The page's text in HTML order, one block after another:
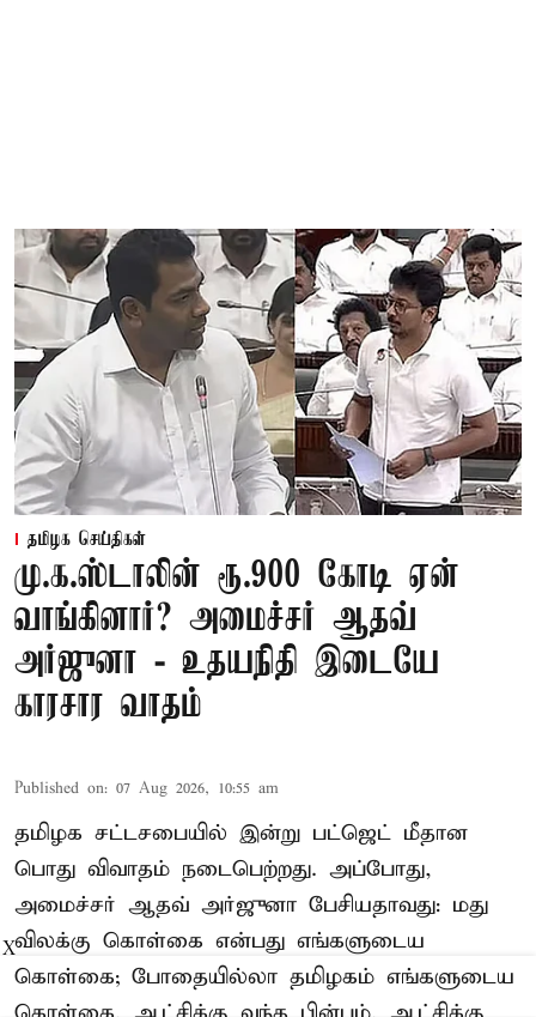
தமிழக செய்திகள்
மு.க.ஸ்டாலின் ரூ.900 கோடி ஏன்
வாங்கினார்? அமைச்சர் ஆதவ்
அர்ஜுனா - உதயநிதி இடையே
காரசார வாதம்
Published on: 07 Aug 2026, 10:55 am
தமிழக சட்டசபையில் இன்று பட்ஜெட் மீதான
பொது விவாதம் நடைபெற்றது. அப்போது,
அமைச்சர் ஆதவ் அர்ஜுனா பேசியதாவது: மது
விலக்கு கொள்கை என்பது எங்களுடைய
கொள்கை; போதையில்லா தமிழகம் எங்களுடைய
X